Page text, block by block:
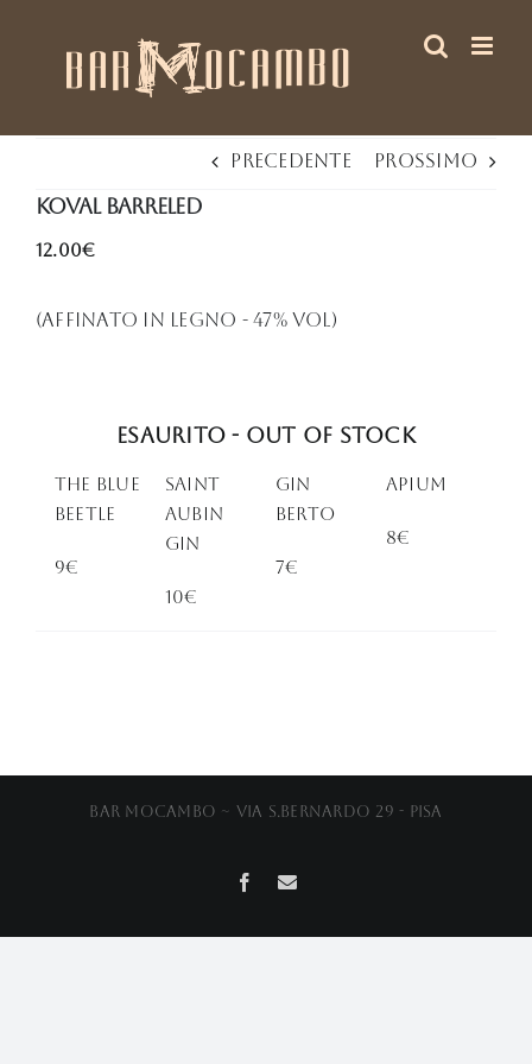
Precedente Prossimo
KOVAL BARRELED
12.00€
(Affinato in legno - 47% Vol)
Esaurito - Out of stock
THE BLUE
BEETLE
9€
SAINT
AUBIN
GIN
10€
Gin
Berto
7€
APIUM
8€
Bar Mocambo ~ Via S.Bernardo 29 - Pisa
Facebook
Email